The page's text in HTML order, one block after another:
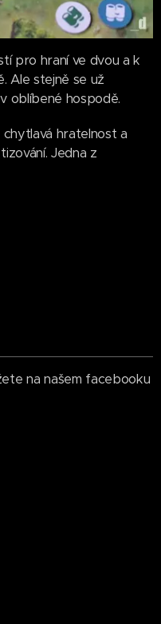
pro hraní ve dvou a k
Ale stejně se už
oblíbené hospodě.
chytlavá hratelnost a
Jedna z
na našem facebooku